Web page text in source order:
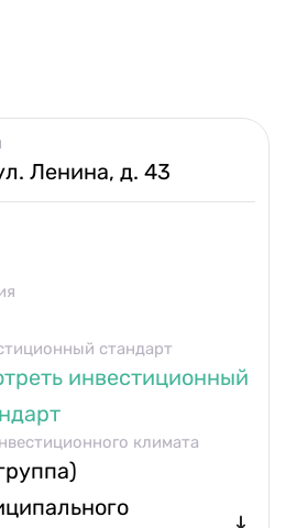
связь
Ленина, д. 43
стандарт
инвестиционный
климата